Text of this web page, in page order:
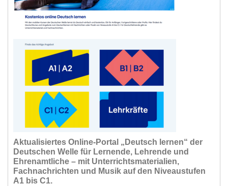
Aktualisiertes Online-Portal „Deutsch lernen“ der
Deutschen Welle für Lernende, Lehrende und
Ehrenamtliche – mit Unterrichtsmaterialien,
Fachnachrichten und Musik auf den Niveaustufen
A1 bis C1.